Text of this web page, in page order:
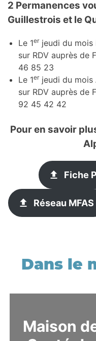
2 Permanences
Guillestrois et le
Le 1er jeudi du mois
sur RDV auprès de
46 85 23
Le 1er jeudi du mois
sur RDV auprès de
92 45 42 42
Pour en savoir
Fiche
Réseau MFAS
Maison